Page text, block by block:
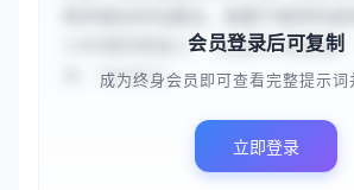
23年第四季度}}` 和成本分类数据
本：500万元...
会员登录后可复制
成为终身会员即可查看完整提示词
立即登录